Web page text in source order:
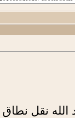
الله نقل